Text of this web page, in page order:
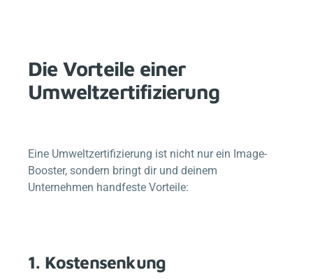
Die Vorteile einer
Umweltzertifizierung
Eine Umweltzertifizierung ist nicht nur ein Image-
Booster, sondern bringt dir und deinem
Unternehmen handfeste Vorteile:
1. Kostensenkung